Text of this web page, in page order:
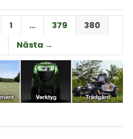
1 … 379
380
Nästa →